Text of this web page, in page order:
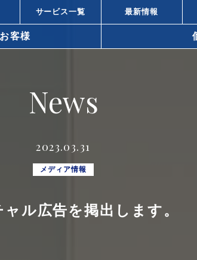
サービス一覧 最新情報
客様
arrow_right_alt
arrow_right_alt
arrow_right_alt
News
2023.03.31
メディア情報
ル広告を掲出します。